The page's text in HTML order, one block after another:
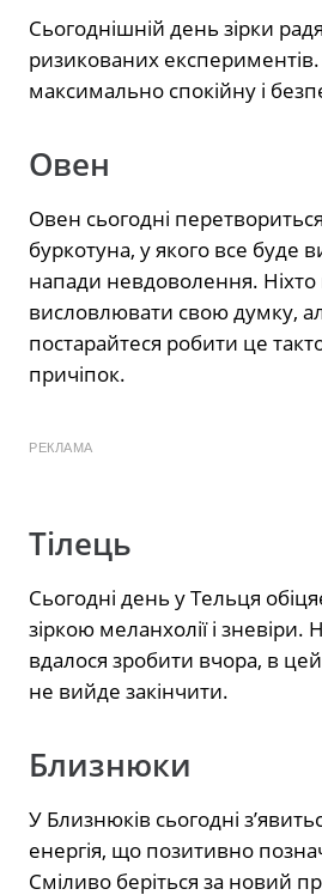
Сьогоднішній день зірки
ризикованих
максимально спокійну і
Овен
Овен сьогодні
буркотуна, у якого все буде
напади невдоволення.
висловлювати свою думку,
постарайтеся робити це
причіпок.
РЕКЛАМА
Тілець
Сьогодні день у Тельця
зіркою меланхолії і
вдалося зробити вчора, в
не вийде закінчити.
Близнюки
У Близнюків сьогодні
енергія, що позитивно
Сміливо беріться за новий